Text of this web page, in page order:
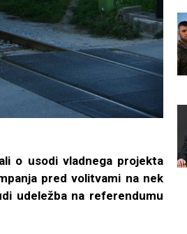
o usodi vladnega projekta
pred volitvami na nek
udeležba na referendumu